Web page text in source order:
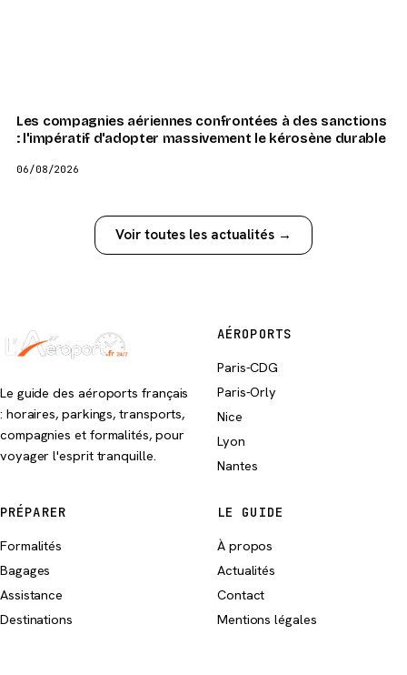
Les compagnies aériennes confrontées à des sanctions
: l'impératif d'adopter massivement le kérosène durable
06/08/2026
Voir toutes les actualités →
Le guide des aéroports français
: horaires, parkings, transports,
compagnies et formalités, pour
voyager l'esprit tranquille.
AÉROPORTS
Paris-CDG
Paris-Orly
Nice
Lyon
Nantes
PRÉPARER
Formalités
Bagages
Assistance
Destinations
LE GUIDE
À propos
Actualités
Contact
Mentions légales